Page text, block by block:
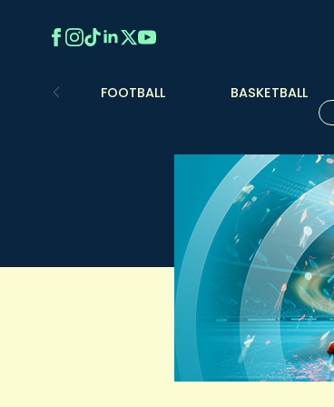
FOOTBALL BASKETBALL